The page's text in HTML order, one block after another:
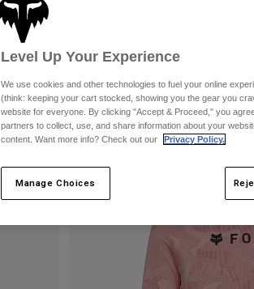
Level Up Your Experience
We use cookies and other technologies to fuel your online
(think: keeping your cart stocked, showing you the gear you
website for everyone. By clicking "Accept & Proceed," you
partners to collect, use, and share information about your
content. Want more info? Check out our
Privacy Policy.
Manage Choices